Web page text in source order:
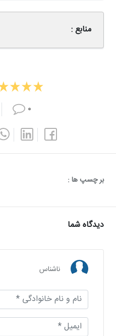
منابع :
۰
بر چسپ ها :
دیدگاه شما
ناشناس